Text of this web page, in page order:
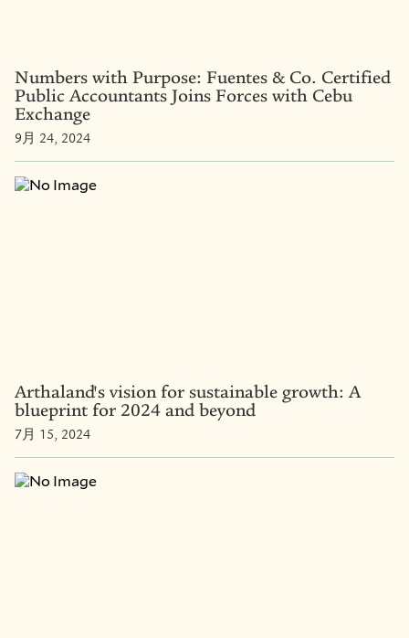
Numbers with Purpose: Fuentes & Co. Certified
Public Accountants Joins Forces with Cebu
Exchange
9月 24, 2024
Arthaland's vision for sustainable growth: A
blueprint for 2024 and beyond
7月 15, 2024